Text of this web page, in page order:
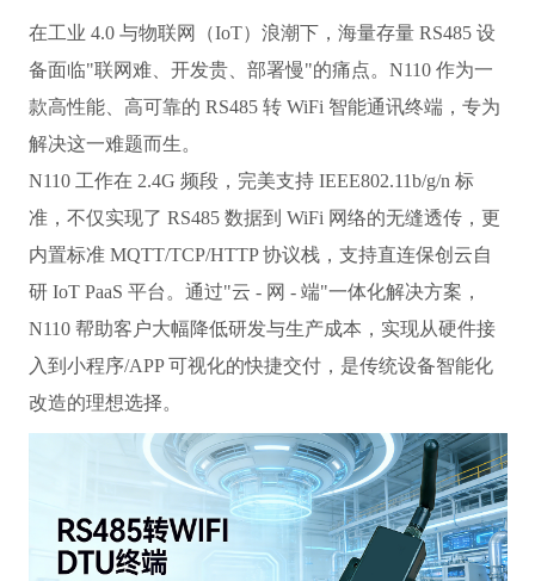
在工业 4.0 与物联网（IoT）浪潮下，海量存量 RS485 设
备面临"联网难、开发贵、部署慢"的痛点。N110 作为一
款高性能、高可靠的 RS485 转 WiFi 智能通讯终端，专为
解决这一难题而生。
N110 工作在 2.4G 频段，完美支持 IEEE802.11b/g/n 标
准，不仅实现了 RS485 数据到 WiFi 网络的无缝透传，更
内置标准 MQTT/TCP/HTTP 协议栈，支持直连保创云自
研 IoT PaaS 平台。通过"云 - 网 - 端"一体化解决方案，
N110 帮助客户大幅降低研发与生产成本，实现从硬件接
入到小程序/APP 可视化的快捷交付，是传统设备智能化
改造的理想选择。